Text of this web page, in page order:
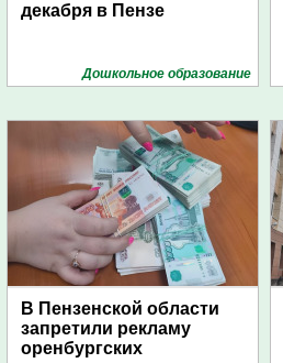
декабря в Пензе
Дошкольное образование
В Пензенской области
запретили рекламу
оренбургских